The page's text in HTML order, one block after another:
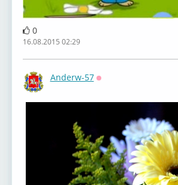
0
16.08.2015 02:29
Anderw-57